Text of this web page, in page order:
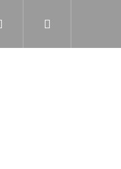
Kontakty
Přihlášení